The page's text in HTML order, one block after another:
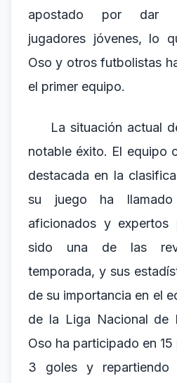
apostado por dar
jugadores jóvenes, lo
Oso y otros futbolistas
el primer equipo.
La situación actual
notable éxito. El equipo
destacada en la
su juego ha
aficionados y
sido una de las
temporada, y sus
de su importancia en el
de la Liga Nacional de
Oso ha participado en
3 goles y repartiendo